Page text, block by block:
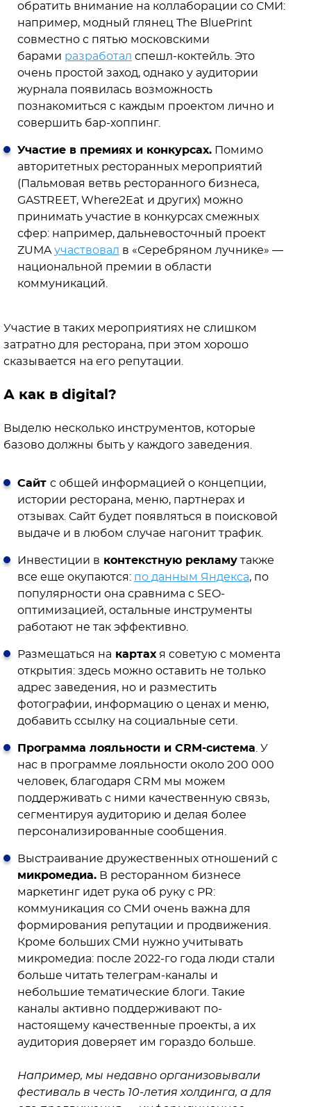
обратить внимание на коллаборации со СМИ:
например, модный глянец The BluePrint
совместно с пятью московскими
барами разработал спешл-коктейль. Это
очень простой заход, однако у аудитории
журнала появилась возможность
познакомиться с каждым проектом лично и
совершить бар-хоппинг.
Участие в премиях и конкурсах. Помимо
авторитетных ресторанных мероприятий
(Пальмовая ветвь ресторанного бизнеса,
GASTREET, Where2Eat и других) можно
принимать участие в конкурсах смежных
сфер: например, дальневосточный проект
ZUMA участвовал в «Серебряном лучнике» —
национальной премии в области
коммуникаций.
Участие в таких мероприятиях не слишком
затратно для ресторана, при этом хорошо
сказывается на его репутации.
А как в digital?
Выделю несколько инструментов, которые
базово должны быть у каждого заведения.
Сайт с общей информацией о концепции,
истории ресторана, меню, партнерах и
отзывах. Сайт будет появляться в поисковой
выдаче и в любом случае нагонит трафик.
Инвестиции в контекстную рекламу также
все еще окупаются: по данным Яндекса, по
популярности она сравнима с SEO-
оптимизацией, остальные инструменты
работают не так эффективно.
Размещаться на картах я советую с момента
открытия: здесь можно оставить не только
адрес заведения, но и разместить
фотографии, информацию о ценах и меню,
добавить ссылку на социальные сети.
Программа лояльности и CRM-система . У
нас в программе лояльности около 200 000
человек, благодаря CRM мы можем
поддерживать с ними качественную связь,
сегментируя аудиторию и делая более
персонализированные сообщения.
Выстраивание дружественных отношений с
микромедиа. В ресторанном бизнесе
маркетинг идет рука об руку с PR:
коммуникация со СМИ очень важна для
формирования репутации и продвижения.
Кроме больших СМИ нужно учитывать
микромедиа: после 2022-го года люди стали
больше читать телеграм-каналы и
небольшие тематические блоги. Такие
каналы активно поддерживают по-
настоящему качественные проекты, а их
аудитория доверяет им гораздо больше.
Например, мы недавно организовывали
фестиваль в честь 10-летия холдинга, а для